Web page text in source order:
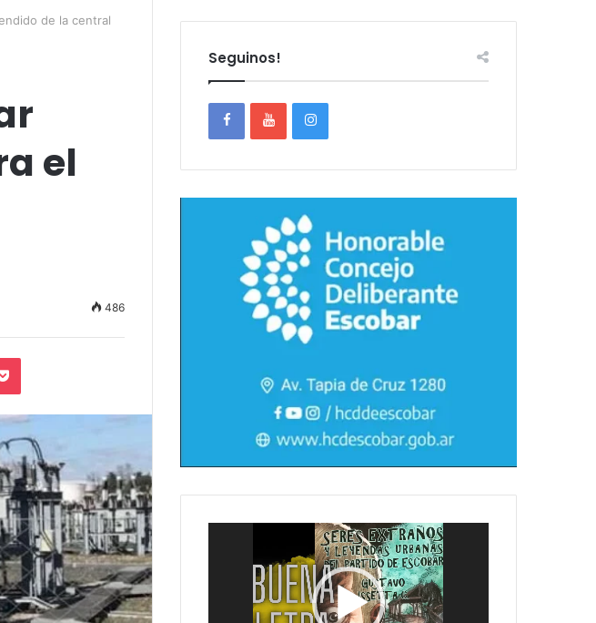
de la central
el
486
Pocket
Seguinos!